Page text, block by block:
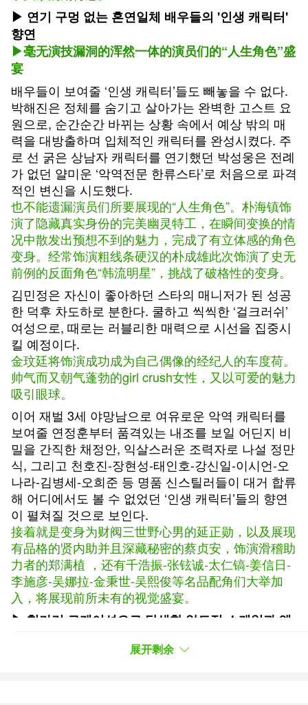
▶ 연기 구멍 없는 혼연일체 배우들의 '인생 캐릭터'
향연
▶毫无演技漏洞的浑然一体的演员们的“人生角色”盛
宴
배우들이 보여줄 ‘인생 캐릭터’들도 빼놓을 수 없다.
박해진은 정체를 숨기고 살아가는 완벽한 고스트 요
원으로, 순간순간 바뀌는 상황 속에서 예상 밖의 매
력을 대방출하며 입체적인 캐릭터를 완성시켰다. 주
로 선 굵은 상남자 캐릭터를 연기했던 박성웅은 전례
가 없던 얄미운 ‘악역전문 한류스타’로 처음으로 파격
적인 변신을 시도했다.
也不能遗漏演员们所要展现的“人生角色”。朴海镇饰
演了隐藏真实身份的完美幽灵特工，在瞬间变换的情
况中散发出预想不到的魅力，完成了有立体感的角色
变身。经常饰演粗线条硬汉的朴成雄此次饰演了史无
前例的反面角色“韩流明星”，挑战了破格性的变身。
김민정은 자신이 좋아하던 스타의 매니저가 된 성공
한 덕후 차도하로 분한다. 쿨하고 씩씩한 ‘걸크러쉬’
여성으로, 때로는 러블리한 매력으로 시선을 집중시
킬 예정이다.
金玟廷将饰演成功成为自己偶像的经纪人的车度荷。
帅气而又朝气蓬勃的girl crush女性，又以可爱的魅力
吸引眼球。
이어 재벌 3세 야망남으로 여유로운 악역 캐릭터를
보여줄 연정훈부터 품격있는 내조를 보일 어딘지 비
밀을 간직한 채정안, 익살스러운 조력자로 나설 정만
식, 그리고 천호진-장현성-태인호-강신일-이시언-오
나라-김병세-오희준 등 명품 신스틸러들이 대거 합류
해 어디에서도 볼 수 없었던 ‘인생 캐릭터’들의 향연
이 펼쳐질 것으로 보인다.
接着就是变身为财阀三世野心男的延正勋，以及展现
有品格的贤内助并且深藏秘密的蔡贞安，饰演滑稽助
力者的郑满植 ，还有千浩振-张铉诚-太仁镐-姜信日-
李施彦-吴娜拉-金秉世-吴熙俊等名品配角们大举加
入，将展现前所未有的视觉盛宴。
▶ 헝가리 로케이션으로 탄생한 압도적 스케일과 액
▶以匈牙利外景拍摄所诞生的压倒性规模和动作，笑
展开剩余